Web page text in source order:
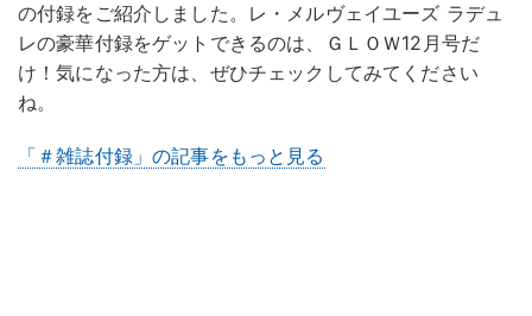
の付録をご紹介しました。レ・メルヴェイユーズ ラデュ
レの豪華付録をゲットできるのは、ＧＬＯＷ12月号だ
け！気になった方は、ぜひチェックしてみてください
ね。
「＃雑誌付録」の記事をもっと見る